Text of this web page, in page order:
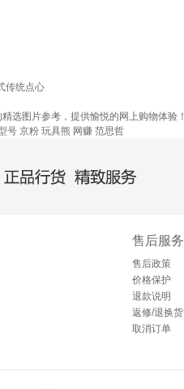
传统点心
选图片参考，提供愉悦的网上购物体验！
号 京粉 玩具熊 网赚 范思哲
品行货，精致服务
售后服务
售后政策
价格保护
退款说明
返修/退换货
取消订单